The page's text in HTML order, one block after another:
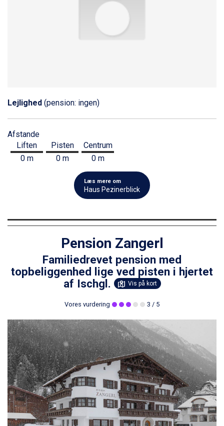
Lejlighed (pension: ingen)
Afstande
Liften
0 m
Pisten
0 m
Centrum
0 m
Læs mere om
Haus Pezinerblick
Pension Zangerl
Familiedrevet pension med
topbeliggenhed lige ved pisten i hjertet
af Ischgl.
Vis på kort
Vores vurdering 3 / 5